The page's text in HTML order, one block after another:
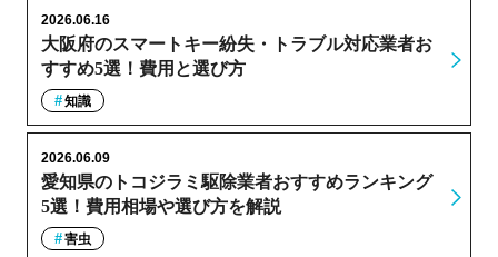
大阪府のスマートキー紛失・トラブル対応業者お
すすめ5選！費用と選び方
2026.06.16
知識
愛知県のトコジラミ駆除業者おすすめランキング
5選！費用相場や選び方を解説
2026.06.09
害虫